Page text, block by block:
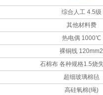
综合人工 4.5级
其他材料费
热电偶 1000℃
裸铜线 120mm2
石棉布 各种规格1.5烧
超细玻璃棉毡
高硅氧棉(绳)